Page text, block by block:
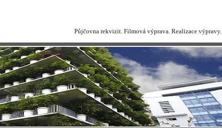
Půjčovna rekvizit. Filmová výprava. Realizace výpravy.